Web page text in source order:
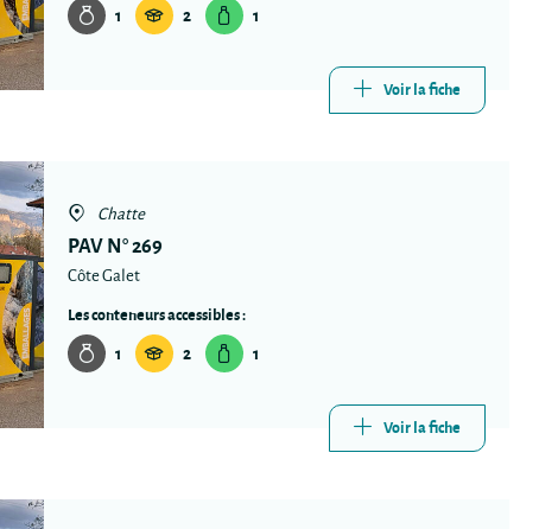
1 2 1
Voir la fiche
Chatte
PAV N° 269
Côte Galet
Les conteneurs accessibles :
1 2 1
Voir la fiche